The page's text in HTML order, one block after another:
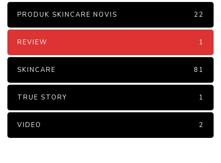
PRODUK SKINCARE NOVIS 22
REVIEW 1
SKINCARE 81
TRUE STORY 1
VIDEO 2